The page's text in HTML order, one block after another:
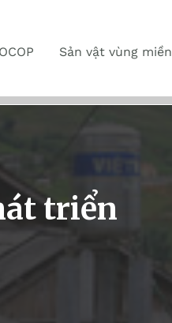
Sản vật vùng miền
triển